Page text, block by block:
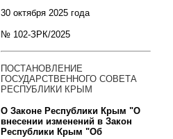
30 октября 2025 года
№ 102-ЗРК/2025
ПОСТАНОВЛЕНИЕ
ГОСУДАРСТВЕННОГО СОВЕТА
РЕСПУБЛИКИ КРЫМ
О Законе Республики Крым "О
внесении изменений в Закон
Республики Крым "Об